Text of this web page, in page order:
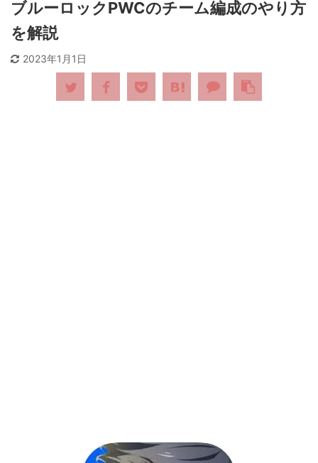
ブルーロックPWCのチーム編成のやり方
を解説
2023年1月1日